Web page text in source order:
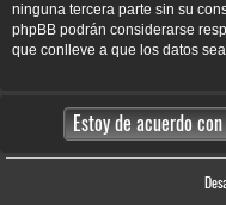
ninguna tercera parte sin su
phpBB podrán considerarse
que conlleve a que los datos